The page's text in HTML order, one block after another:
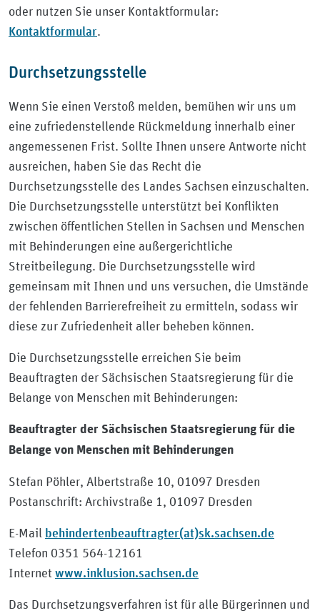
oder nutzen Sie unser Kontaktformular:
Kontaktformular.
Durchsetzungsstelle
Wenn Sie einen Verstoß melden, bemühen wir uns um
eine zufriedenstellende Rückmeldung innerhalb einer
angemessenen Frist. Sollte Ihnen unsere Antworte nicht
ausreichen, haben Sie das Recht die
Durchsetzungsstelle des Landes Sachsen einzuschalten.
Die Durchsetzungsstelle unterstützt bei Konflikten
zwischen öffentlichen Stellen in Sachsen und Menschen
mit Behinderungen eine außergerichtliche
Streitbeilegung. Die Durchsetzungsstelle wird
gemeinsam mit Ihnen und uns versuchen, die Umstände
der fehlenden Barrierefreiheit zu ermitteln, sodass wir
diese zur Zufriedenheit aller beheben können.
Die Durchsetzungsstelle erreichen Sie beim
Beauftragten der Sächsischen Staatsregierung für die
Belange von Menschen mit Behinderungen:
Beauftragter der Sächsischen Staatsregierung für die
Belange von Menschen mit Behinderungen
Stefan Pöhler, Albertstraße 10, 01097 Dresden
Postanschrift: Archivstraße 1, 01097 Dresden
E-Mail behindertenbeauftragter(at)sk.sachsen.de
Telefon 0351 564-12161
Internet www.inklusion.sachsen.de
Das Durchsetzungsverfahren ist für alle Bürgerinnen und